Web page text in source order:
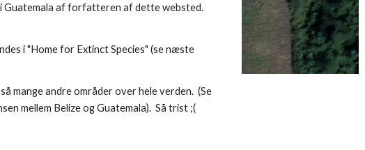
Guatemala af forfatteren af dette websted.
i "Home for Extinct Species" (se næste
mange andre områder over hele verden. (Se
mellem Belize og Guatemala). Så trist ;(